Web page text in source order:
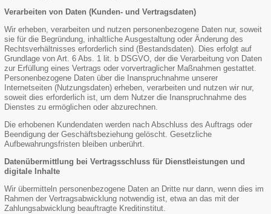
Verarbeiten von Daten (Kunden- und Vertragsdaten)
Wir erheben, verarbeiten und nutzen personenbezogene Daten nur, soweit
sie für die Begründung, inhaltliche Ausgestaltung oder Änderung des
Rechtsverhältnisses erforderlich sind (Bestandsdaten). Dies erfolgt auf
Grundlage von Art. 6 Abs. 1 lit. b DSGVO, der die Verarbeitung von Daten
zur Erfüllung eines Vertrags oder vorvertraglicher Maßnahmen gestattet.
Personenbezogene Daten über die Inanspruchnahme unserer
Internetseiten (Nutzungsdaten) erheben, verarbeiten und nutzen wir nur,
soweit dies erforderlich ist, um dem Nutzer die Inanspruchnahme des
Dienstes zu ermöglichen oder abzurechnen.
Die erhobenen Kundendaten werden nach Abschluss des Auftrags oder
Beendigung der Geschäftsbeziehung gelöscht. Gesetzliche
Aufbewahrungsfristen bleiben unberührt.
Datenübermittlung bei Vertragsschluss für Dienstleistungen und
digitale Inhalte
Wir übermitteln personenbezogene Daten an Dritte nur dann, wenn dies im
Rahmen der Vertragsabwicklung notwendig ist, etwa an das mit der
Zahlungsabwicklung beauftragte Kreditinstitut.